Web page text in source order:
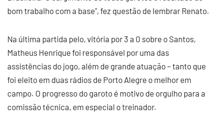
bom trabalho com a base", fez questão de lembrar Renato.
Na última partida pelo, vitória por 3 a 0 sobre o Santos,
Matheus Henrique foi responsável por uma das
assistências do jogo, além de grande atuação – tanto que
foi eleito em duas rádios de Porto Alegre o melhor em
campo. O progresso do garoto é motivo de orgulho para a
comissão técnica, em especial o treinador.